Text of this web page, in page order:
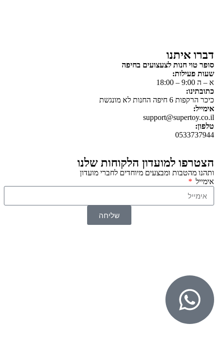
דברו איתנו
סופר טוי חנות לצעצועים בחיפה
שעות פעילות:
א – ה 9:00 – 18:00
כתובתינו:
כיכר הרקפות 6 חיפה החנות לא מונגשת
אימייל:
support@supertoy.co.il
טלפון:
0533737944
הצטרפו למועדון הלקוחות שלנו
ותהנו מהטבות ומבצעים מיוחדים לחברי מועדון
אימייל
שליחה